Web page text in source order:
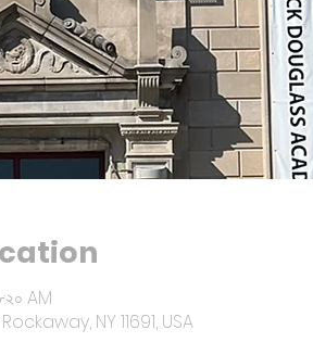
AM
NY 11691, USA